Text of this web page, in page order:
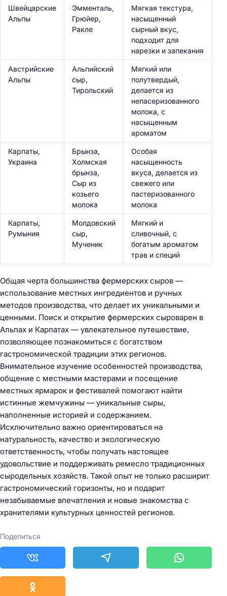
Швейцарские
Альпы
Эмменталь,
Грюйер,
Ракле
Мягкая текстура,
насыщенный
сырный вкус,
подходит для
нарезки и запекания
Австрийские
Альпы
Альпийский
сыр,
Тирольский
Мягкий или
полутвердый,
делается из
непасеризованного
молока, с
насыщенным
ароматом
Карпаты,
Украина
Брынза,
Холмская
брынза,
Сыр из
козьего
молока
Особая
насыщенность
вкуса, делается из
свежего или
пастеризованного
молока
Карпаты,
Румыния
Молдовский
сыр,
Мученик
Мягкий и
сливочный, с
богатым ароматом
трав и специй
Общая черта большинства фермерских сыров —
использование местных ингредиентов и ручных
методов производства, что делает их уникальными и
ценными. Поиск и открытие фермерских сыроварен в
Альпах и Карпатах — увлекательное путешествие,
позволяющее познакомиться с богатством
гастрономической традиции этих регионов.
Внимательное изучение особенностей производства,
общение с местными мастерами и посещение
местных ярмарок и фестивалей помогают найти
истинные жемчужины — уникальные сыры,
наполненные историей и содержанием.
Исключительно важно ориентироваться на
натуральность, качество и экологическую
ответственность, чтобы получать настоящее
удовольствие и поддерживать ремесло традиционных
сыродельных хозяйств. Такой опыт не только расширит
гастрономический горизонты, но и подарит
незабываемые впечатления и новые знакомства с
хранителями культурных ценностей регионов.
Поделиться